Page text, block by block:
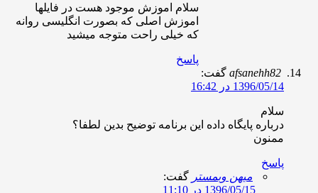
سلام اموزش موجود هست در فایلها
اموزش اصلی که بصورت انگلیسی روانه
که خیلی راحت متوجه میشید
afsanehh82 گفت:
05/14 در 16:42
پایگاه داده این برنامه توضیح بدین لطفا؟
میهن وبمستر گفت:
1396/05/15 در 11:10